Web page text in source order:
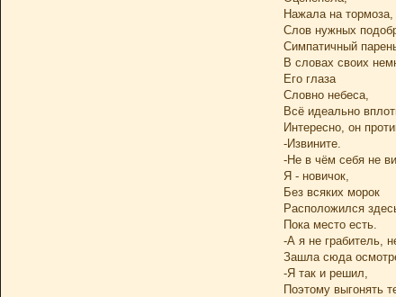
Нажала на тормоза,
Слов нужных
Симпатичный
В словах своих
Его глаза
Словно небеса,
Всё идеально
Интересно, он
-Извините.
-Не в чём себя не
Я - новичок,
Без всяких морок
Расположился
Пока место есть.
-А я не грабитель,
Зашла сюда
-Я так и решил,
Поэтому выгонять